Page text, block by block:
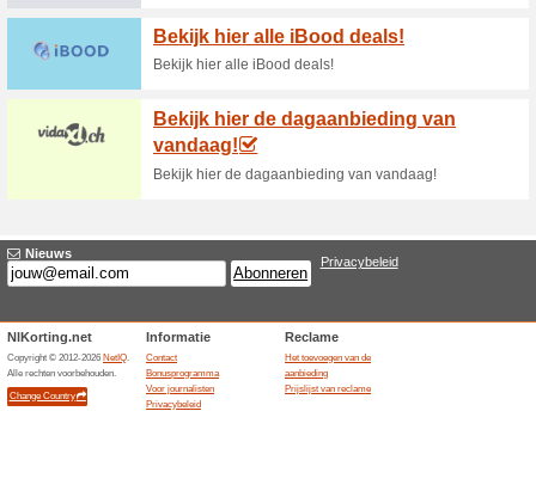
30 % cando binnen
63% het werkte
30% cando binnen en
https - /
40% het werkte